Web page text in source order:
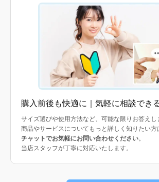
購入前後も快適に｜気軽に相談でき
サイズ選びや使用方法など、可能な限りお答えし
商品やサービスについてもっと詳しく知りたい方
チャットでお気軽にお問い合わせください。
当店スタッフが丁寧に対応いたします。